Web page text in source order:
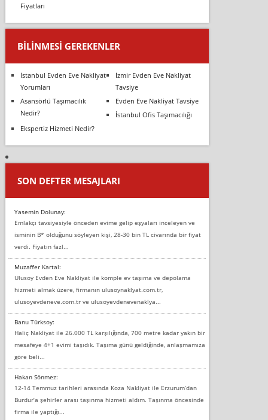
Fiyatları
BILINMESI GEREKENLER
İstanbul Evden Eve Nakliyat
Yorumları
İzmir Evden Eve Nakliyat
Tavsiye
Asansörlü Taşımacılık
Nedir?
Evden Eve Nakliyat Tavsiye
İstanbul Ofis Taşımacılığı
Ekspertiz Hizmeti Nedir?
SON DEFTER MESAJLARI
Yasemin Dolunay:
Emlakçı tavsiyesiyle önceden evime gelip eşyaları inceleyen ve
isminin B* olduğunu söyleyen kişi, 28-30 bin TL civarında bir fiyat
verdi. Fiyatın fazl...
Muzaffer Kartal:
Ulusoy Evden Eve Nakliyat ile komple ev taşıma ve depolama
hizmeti almak üzere, firmanın ulusoynaklyat.com.tr,
ulusoyevdeneve.com.tr ve ulusoyevdenevenaklya...
Banu Türksoy:
Haliç Nakliyat ile 26.000 TL karşılığında, 700 metre kadar yakın bir
mesafeye 4+1 evimi taşıdık. Taşıma günü geldiğinde, anlaşmamıza
göre beli...
Hakan Sönmez:
12-14 Temmuz tarihleri arasında Koza Nakliyat ile Erzurum’dan
Burdur’a şehirler arası taşınma hizmeti aldım. Taşınma öncesinde
firma ile yaptığı...